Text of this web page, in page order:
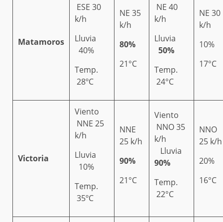
Matamoros
ESE 30
k/h
Lluvia
40%
Temp.
28ºC
NE 35
k/h
80%
21°C
NE 40
k/h
Lluvia
50%
Temp.
24°C
NE 30
k/h
10%
17°C
Victoria
Viento
NNE 25
k/h
Lluvia
10%
Temp.
35ºC
NNE
25 k/h
90%
21°C
Viento
NNO 35
k/h
Lluvia
90%
Temp.
22°C
NNO
25 k/h
20%
16°C